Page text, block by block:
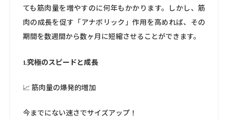
ても筋肉量を増やすのに何年もかかります。しかし、筋
肉の成長を促す「アナボリック」作用を高めれば、その
期間を数週間から数ヶ月に短縮させることができます。
1.究極のスピードと成長
📈 筋肉量の爆発的増加
今までにない速さでサイズアップ！